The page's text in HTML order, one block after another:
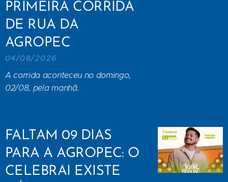
PRIMEIRA CORRIDA
DE RUA DA
AGROPEC
04/08/2026
A corrida aconteceu no domingo,
02/08, pela manhã.
FALTAM 09 DIAS
PARA A AGROPEC: O
CELEBRAI EXISTE